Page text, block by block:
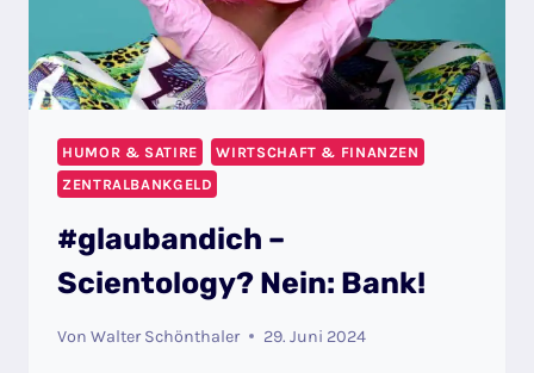
HUMOR & SATIRE
WIRTSCHAFT & FINANZEN
ZENTRALBANKGELD
#glaubandich –
Scientology? Nein: Bank!
Von Walter Schönthaler 29. Juni 2024